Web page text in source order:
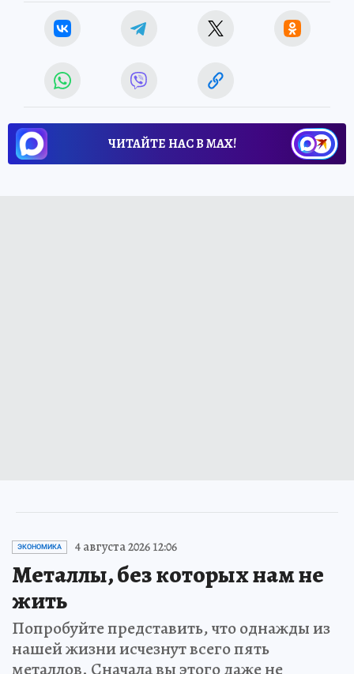
ЧИТАЙТЕ НАС В МАХ!
ЭКОНОМИКА 4 августа 2026 12:06
Металлы, без которых нам не
жить
Попробуйте представить, что однажды из
нашей жизни исчезнут всего пять